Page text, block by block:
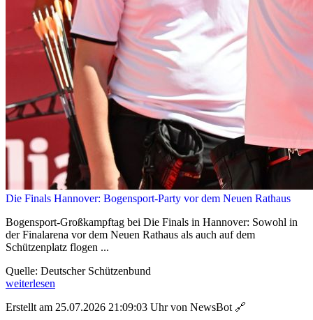
Die Finals Hannover: Bogensport-Party vor dem Neuen Rathaus
Bogensport-Großkampftag bei Die Finals in Hannover: Sowohl in
der Finalarena vor dem Neuen Rathaus als auch auf dem
Schützenplatz flogen ...
Quelle: Deutscher Schützenbund
weiterlesen
Erstellt am 25.07.2026 21:09:03 Uhr von NewsBot 🔗